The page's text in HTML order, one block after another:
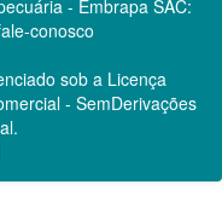
- Embrapa SAC:
conosco
sob a Licença
- SemDerivações